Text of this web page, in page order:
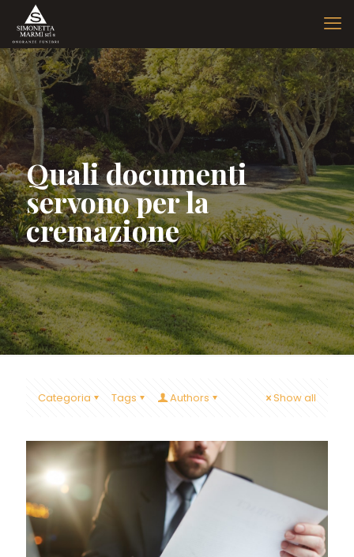
Quali documenti
servono per la
cremazione
Categoria Tags Authors Show all